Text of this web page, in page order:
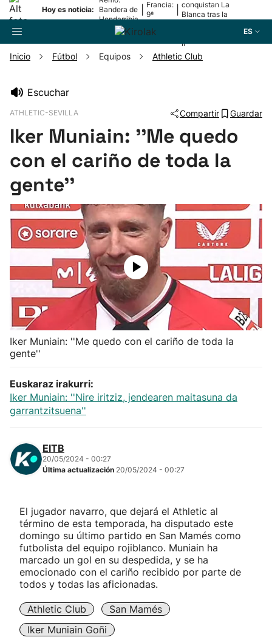
Hoy es noticia:
Bandera de
Hondarribia
Francia:
9ª
conquistan La
Blanca tras la
II
ES
Pelota
Remo
Baloncesto
Herri-kirolak
Balonmano
Kirolak 360
Atletismo
Carreras de montaña
Más deportes
Inicio Fútbol Equipos Athletic Club
Escuchar
ATHLETIC-SEVILLA Compartir Guardar
Iker Muniain: ''Me quedo
con el cariño de toda la
gente''
Iker Muniain: ''Me quedo con el cariño de toda la
gente''
Euskaraz irakurri:
Iker Muniain: ''Nire iritziz, jendearen maitasuna da
garrantzitsuena''
EITB
20/05/2024 - 00:27
Última actualización 20/05/2024 - 00:27
El jugador navarro, que dejará el Athletic al
término de esta temporada, ha disputado este
domingo su último partido en San Mamés como
futbolista del equipo rojiblanco. Muniain ha
marcado un gol en su despedida, y se ha
emocionado con el cariño recibido por parte de
todos y todas las aficionadas.
Athletic Club
San Mamés
Iker Muniain Goñi